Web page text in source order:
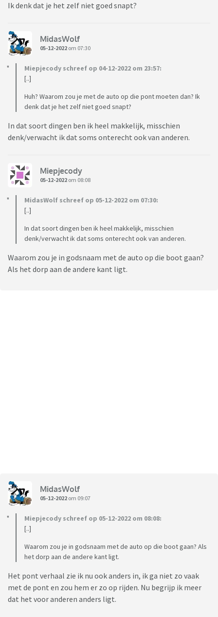
Ik denk dat je het zelf niet goed snapt?
MidasWolf
05-12-2022 om 07:30
Miepjecody schreef op 04-12-2022 om 23:57:
[..]
Huh? Waarom zou je met de auto op die pont moeten dan? Ik
denk dat je het zelf niet goed snapt?
In dat soort dingen ben ik heel makkelijk, misschien
denk/verwacht ik dat soms onterecht ook van anderen.
Miepjecody
05-12-2022 om 08:08
MidasWolf schreef op 05-12-2022 om 07:30:
[..]
In dat soort dingen ben ik heel makkelijk, misschien
denk/verwacht ik dat soms onterecht ook van anderen.
Waarom zou je in godsnaam met de auto op die boot gaan?
Als het dorp aan de andere kant ligt.
MidasWolf
05-12-2022 om 09:07
Miepjecody schreef op 05-12-2022 om 08:08:
[..]
Waarom zou je in godsnaam met de auto op die boot gaan? Als
het dorp aan de andere kant ligt.
Het pont verhaal zie ik nu ook anders in, ik ga niet zo vaak
met de pont en zou hem er zo op rijden. Nu begrijp ik meer
dat het voor anderen anders ligt.